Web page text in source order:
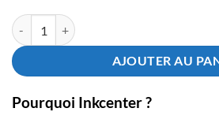
€399.90.€359.50.
quantité de Pack Toner HP CF410XD -
AJOUTER AU
Pourquoi Inkcenter ?